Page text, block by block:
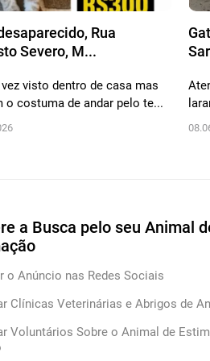
Rua
Severo, M...
visto dentro de casa mas
o costuma de andar pelo te...
a Busca pelo seu Animal
o Anúncio nas Redes Sociais
Clínicas Veterinárias e Abrigos de
Voluntários Sobre o Animal de